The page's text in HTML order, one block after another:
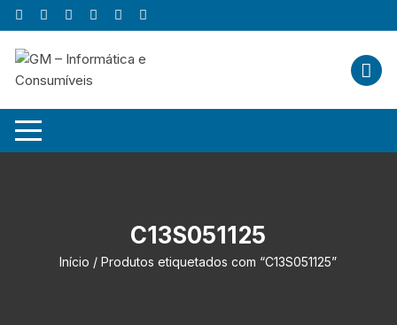
Skip
to
content
C13S051125
Início / Produtos etiquetados com “C13S051125”